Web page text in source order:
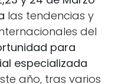
las tendencias y
del
para
especializada
año, tras varios